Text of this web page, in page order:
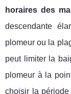
horaires des
descendante
plomeur ou la
peut limiter la
plomeur à la
choisir la